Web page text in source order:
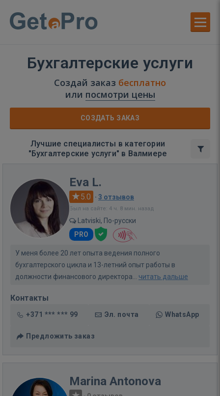
Бухгалтерские услуги
Создай заказ бесплатно
или посмотри цены
СОЗДАТЬ ЗАКАЗ
Лучшие специалисты в категории
"Бухгалтерские услуги" в Валмиере
Eva L.
5.0 · 3 отзывов
Был на сайте: 4 ч. 8 мин. назад
Latviski, По-русски
PRO
У меня более 20 лет опыта ведения полного
бухгалтерского цикла и 13-летний опыт работы в
должности финансового директора... читать дальше
Контакты
+371 *** *** 99 Эл. почта WhatsApp
Предложить заказ
Marina Antonova